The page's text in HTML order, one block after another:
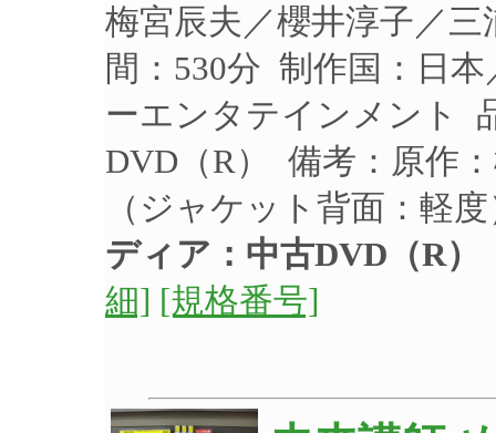
梅宮辰夫／櫻井淳子／
間：530分 制作国：日
ーエンタテインメント
DVD（R） 備考：原作
（ジャケット背面：軽
ディア：中古DVD（R）
細] [規格番号]